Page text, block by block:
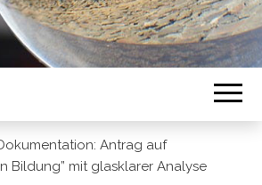
Antrag auf
Bildung” mit glasklarer Analyse